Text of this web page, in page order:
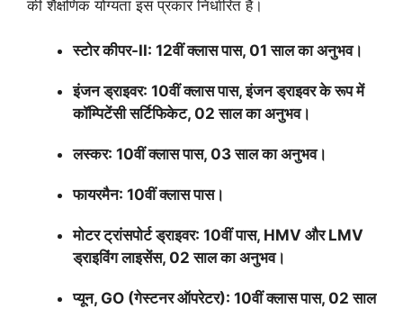
की शैक्षणिक योग्यता इस प्रकार निर्धारित है।
स्टोर कीपर-II: 12वीं क्लास पास, 01 साल का अनुभव।
इंजन ड्राइवर: 10वीं क्लास पास, इंजन ड्राइवर के रूप में
कॉम्पिटेंसी सर्टिफिकेट, 02 साल का अनुभव।
लस्कर: 10वीं क्लास पास, 03 साल का अनुभव।
फायरमैन: 10वीं क्लास पास।
मोटर ट्रांसपोर्ट ड्राइवर: 10वीं पास, HMV और LMV
ड्राइविंग लाइसेंस, 02 साल का अनुभव।
प्यून, GO (गेस्टनर ऑपरेटर): 10वीं क्लास पास, 02 साल